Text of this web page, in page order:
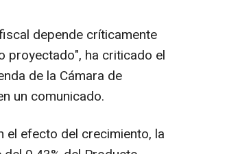
depende críticamente
proyectado", ha criticado el
de la Cámara de
un comunicado.
el efecto del crecimiento, la